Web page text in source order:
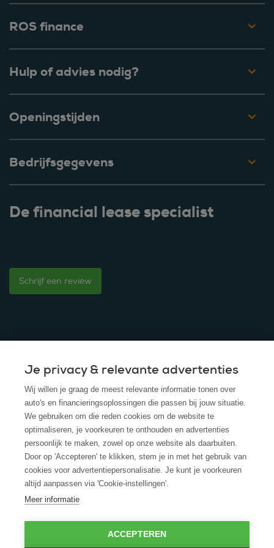
ROS finance
Hulp of advies nodig?
Openingstijden
Bedrijfsgegevens
De financial lease specialist
Schrijf een review
© 2025 - ROS Krediet Service
Algemene Voorwaarden
Disclaimer
Privacy Policy
Cookies
Cookie policy
Je privacy & relevante advertenties
Wij willen je graag de meest relevante informatie tonen over
auto's en financieringsoplossingen die passen bij jouw situatie.
We gebruiken om die reden cookies om de website te
optimaliseren, je voorkeuren te onthouden en advertenties
persoonlijk te maken, zowel op onze website als daarbuiten.
Door op 'Accepteren' te klikken, stem je in met het gebruik van
cookies voor advertentiepersonalisatie. Je kunt je voorkeuren
altijd aanpassen via 'Cookie-instellingen'.
Meer informatie
ACCEPTEREN